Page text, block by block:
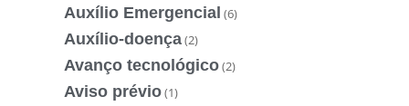
Auxílio Emergencial (6)
Auxílio-doença(2)
Avanço tecnológico(2)
Aviso prévio(1)